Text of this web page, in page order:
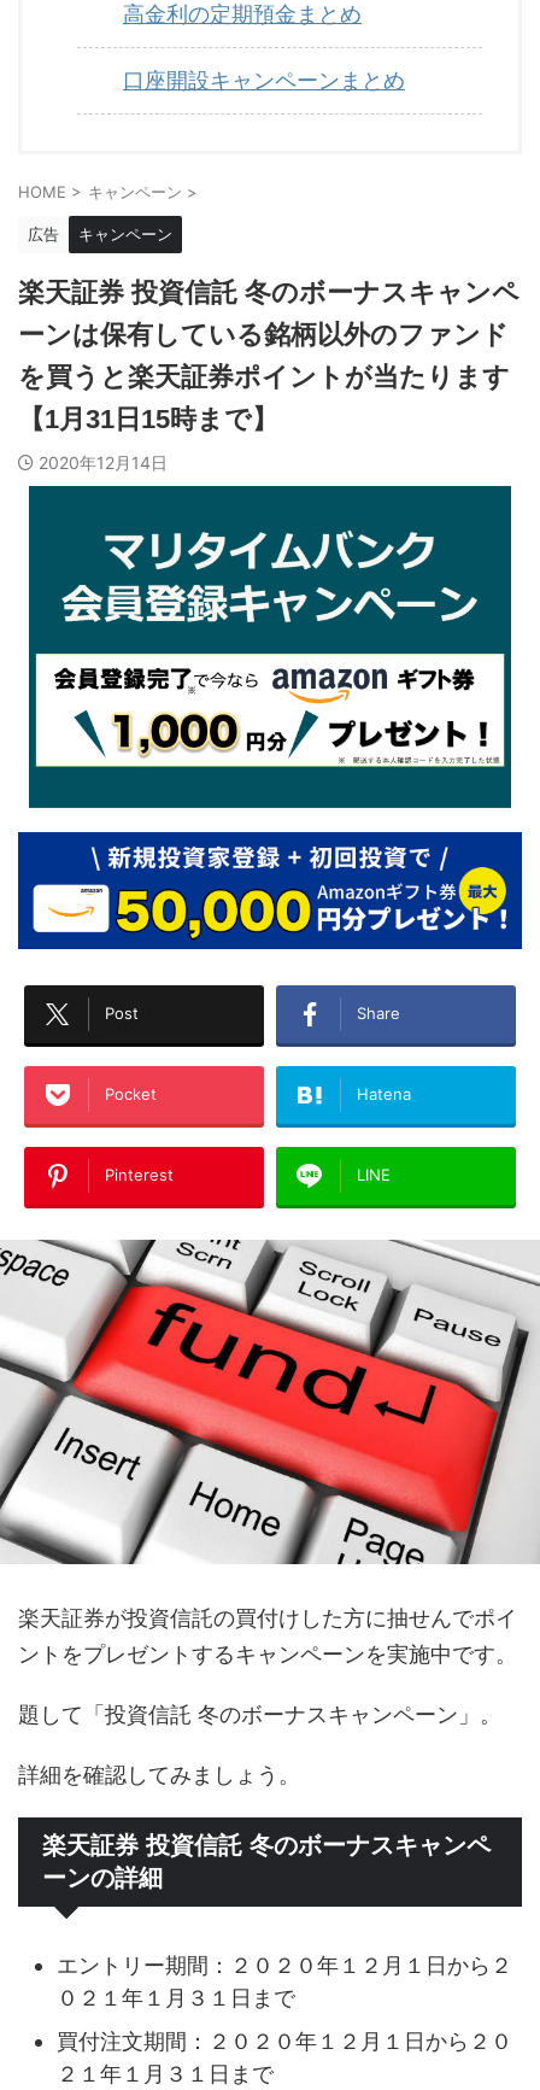
高金利の定期預金まとめ
口座開設キャンペーンまとめ
HOME > キャンペーン >
広告 キャンペーン
楽天証券 投資信託 冬のボーナスキャンペ
ーンは保有している銘柄以外のファンド
を買うと楽天証券ポイントが当たります
【1月31日15時まで】
2020年12月14日
Post Share
Pocket Hatena
Pinterest LINE
楽天証券が投資信託の買付けした方に抽せんでポイ
ントをプレゼントするキャンペーンを実施中です。
題して「投資信託 冬のボーナスキャンペーン」。
詳細を確認してみましょう。
楽天証券 投資信託 冬のボーナスキャンペ
ーンの詳細
エントリー期間：２０２０年１２月１日から２
０２１年１月３１日まで
買付注文期間：２０２０年１２月１日から２０
２１年１月３１日まで